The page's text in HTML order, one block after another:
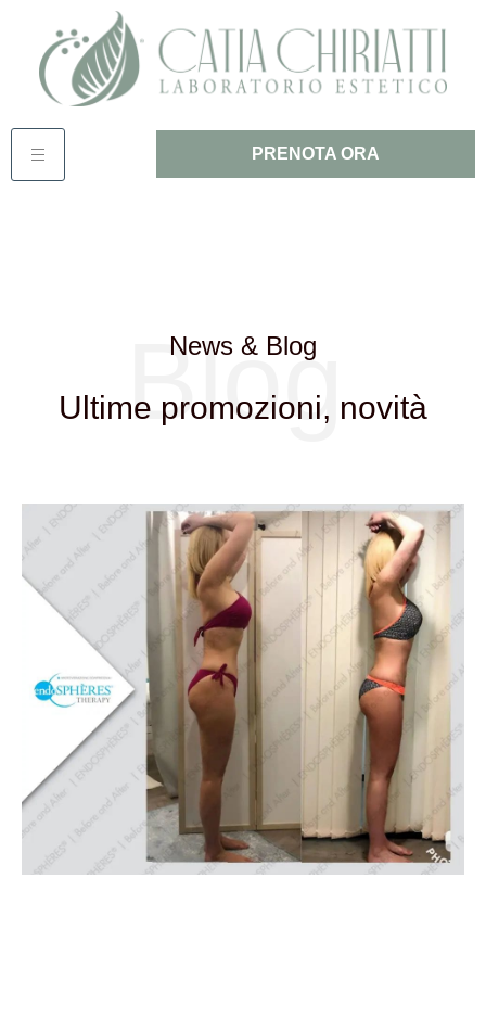
PRENOTA ORA
Blog
News & Blog
Ultime promozioni, novità